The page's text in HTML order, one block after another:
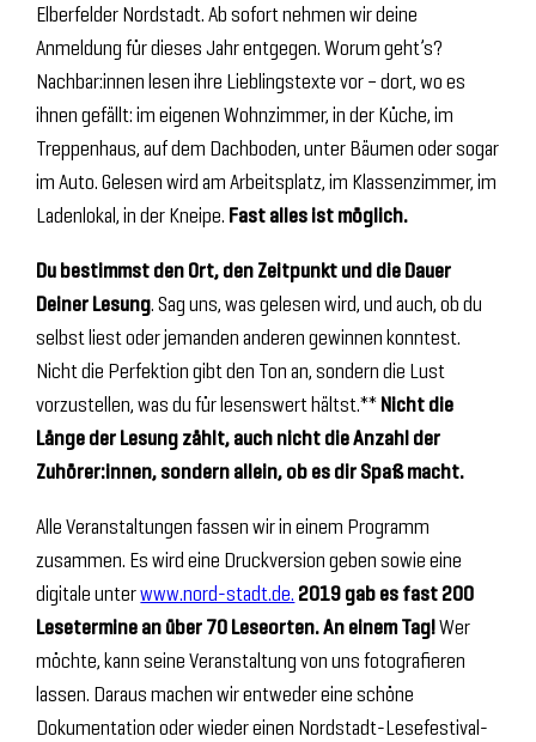
Elberfelder Nordstadt. Ab sofort nehmen wir deine
Anmeldung für dieses Jahr entgegen. Worum geht’s?
Nachbar:innen lesen ihre Lieblingstexte vor – dort, wo es
ihnen gefällt: im eigenen Wohnzimmer, in der Küche, im
Treppenhaus, auf dem Dachboden, unter Bäumen oder sogar
im Auto. Gelesen wird am Arbeitsplatz, im Klassenzimmer, im
Ladenlokal, in der Kneipe. Fast alles ist möglich.
Du bestimmst den Ort, den Zeitpunkt und die Dauer
Deiner Lesung. Sag uns, was gelesen wird, und auch, ob du
selbst liest oder jemanden anderen gewinnen konntest.
Nicht die Perfektion gibt den Ton an, sondern die Lust
vorzustellen, was du für lesenswert hältst.**Nicht die
Länge der Lesung zählt, auch nicht die Anzahl der
Zuhörer:innen, sondern allein, ob es dir Spaß macht.
Alle Veranstaltungen fassen wir in einem Programm
zusammen. Es wird eine Druckversion geben sowie eine
digitale unterwww.nord-stadt.de. 2019 gab es fast 200
Lesetermine an über 70 Leseorten. An einem Tag!Wer
möchte, kann seine Veranstaltung von uns fotografieren
lassen. Daraus machen wir entweder eine schöne
Dokumentation oder wieder einen Nordstadt-Lesefestival-